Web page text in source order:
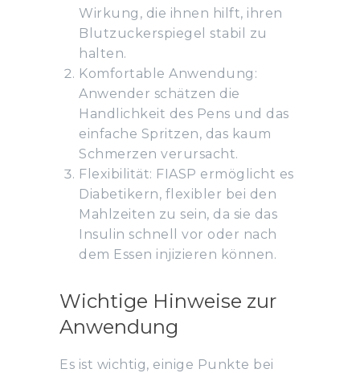
Wirkung, die ihnen hilft, ihren
Blutzuckerspiegel stabil zu
halten.
Komfortable Anwendung:
Anwender schätzen die
Handlichkeit des Pens und das
einfache Spritzen, das kaum
Schmerzen verursacht.
Flexibilität: FIASP ermöglicht es
Diabetikern, flexibler bei den
Mahlzeiten zu sein, da sie das
Insulin schnell vor oder nach
dem Essen injizieren können.
Wichtige Hinweise zur
Anwendung
Es ist wichtig, einige Punkte bei